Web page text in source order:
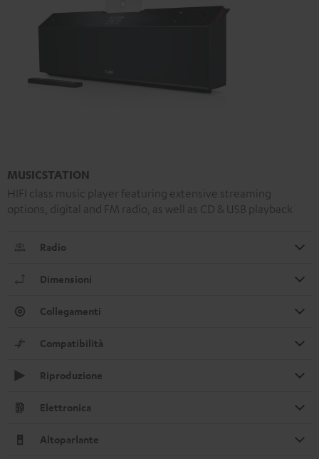
MUSICSTATION
HIFI class music player featuring extensive streaming
options, digital and FM radio, as well as CD & USB playback
Radio
Dimensioni
Collegamenti
Compatibilità
Riproduzione
Elettronica
Altoparlante